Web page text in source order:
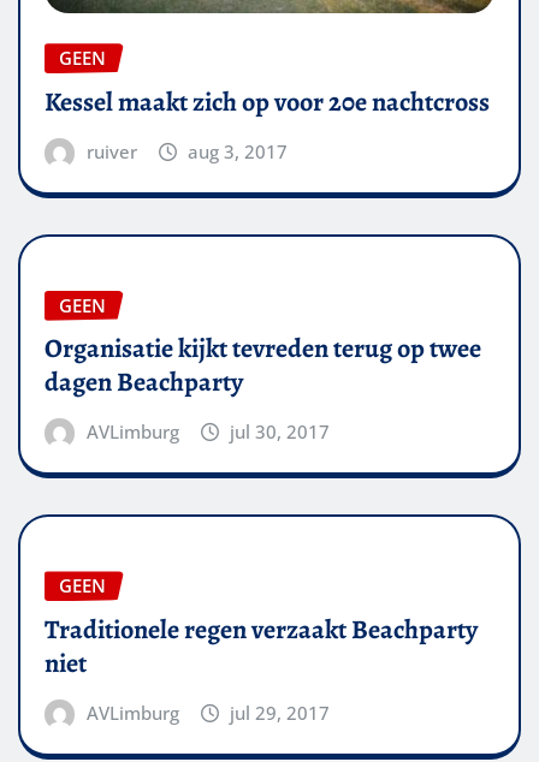
GEEN
Kessel maakt zich op voor 20e nachtcross
ruiver aug 3, 2017
GEEN
Organisatie kijkt tevreden terug op twee
dagen Beachparty
AVLimburg jul 30, 2017
GEEN
Traditionele regen verzaakt Beachparty
niet
AVLimburg jul 29, 2017